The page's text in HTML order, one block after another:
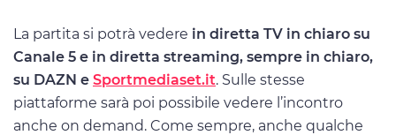
La partita si potrà vedere in diretta TV in chiaro su
Canale 5 e in diretta streaming, sempre in chiaro,
su DAZN e Sportmediaset.it. Sulle stesse
piattaforme sarà poi possibile vedere l’incontro
anche on demand. Come sempre, anche qualche